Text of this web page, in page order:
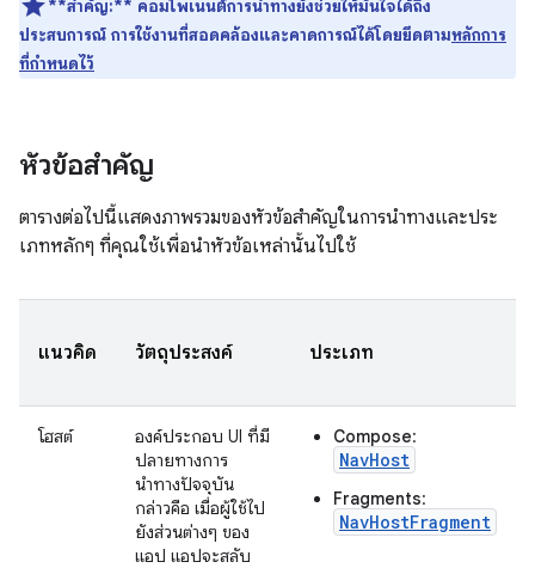
**สำคัญ:** คอมโพเนนต์การนำทางยังช่วยให้มั่นใจได้ถึง
ประสบการณ์ การใช้งานที่สอดคล้องและคาดการณ์ได้โดยยึดตามหลักการ
ที่กำหนดไว้
หัวข้อสำคัญ
ตารางต่อไปนี้แสดงภาพรวมของหัวข้อสำคัญในการนำทางและประ
เภทหลักๆ ที่คุณใช้เพื่อนำหัวข้อเหล่านั้นไปใช้
แนวคิด วัตถุประสงค์ ประเภท
โฮสต์
องค์ประกอบ UI ที่มี
ปลายทางการ
นำทางปัจจุบัน
กล่าวคือ เมื่อผู้ใช้ไป
ยังส่วนต่างๆ ของ
แอป แอปจะสลับ
Compose:
NavHost
Fragments:
NavHostFragment